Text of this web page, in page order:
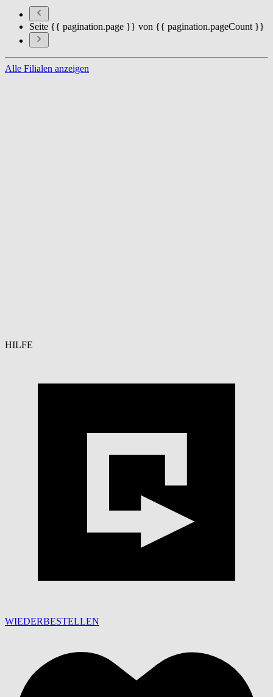
Seite {{ pagination.page }} von {{ pagination.pageCount }}
Alle Filialen anzeigen
HILFE
WIEDERBESTELLEN